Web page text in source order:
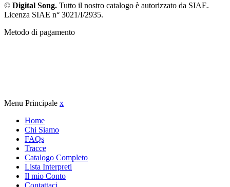
© Digital Song. Tutto il nostro catalogo è autorizzato da SIAE.
Licenza SIAE n° 3021/I/2935.
Metodo di pagamento
Menu Principale x
Home
Chi Siamo
FAQs
Tracce
Catalogo Completo
Lista Interpreti
Il mio Conto
Contattaci